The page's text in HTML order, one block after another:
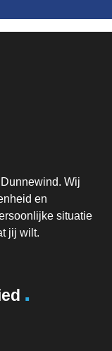
Wij
en
situatie
jij wilt.
.